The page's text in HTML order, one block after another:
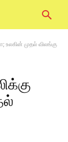
உலகின் முதல் விலங்கு